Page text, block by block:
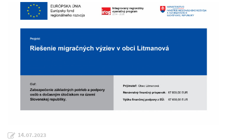
14.07.2023